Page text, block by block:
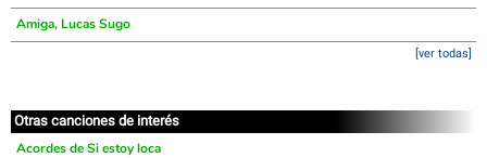
Amiga, Lucas Sugo
[ver todas]
Otras canciones de interés
Acordes de Si estoy loca